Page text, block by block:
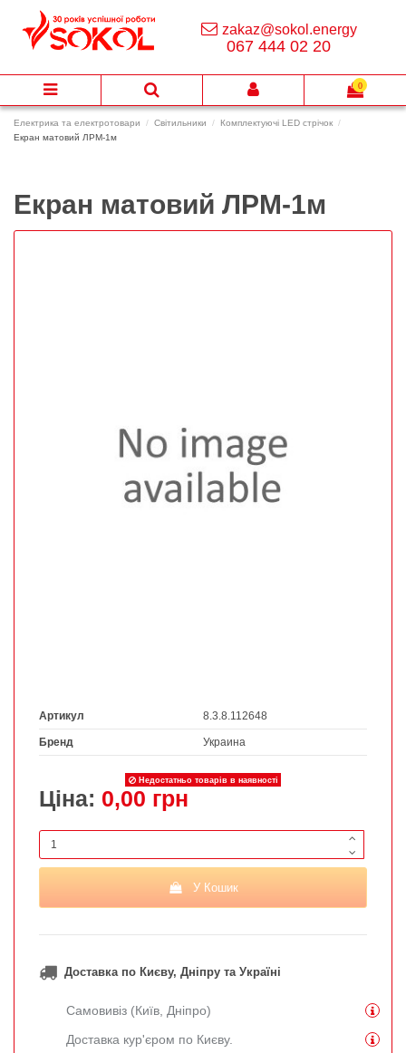
Електрика та електротовари Світильники
Комплектуючі LED стрічок
Екран матовий ЛРМ-1м
Екран матовий ЛРМ-1м
Артикул 8.3.8.112648
Бренд Украина
Недостатньо товарів в наявності
Ціна: 0,00 грн
У Кошик
Доставка по Києву, Дніпру та Україні
Самовивіз (Київ, Дніпро)
Доставка кур'єром по Києву.
zakaz@sokol.energy
067 444 02 20
0